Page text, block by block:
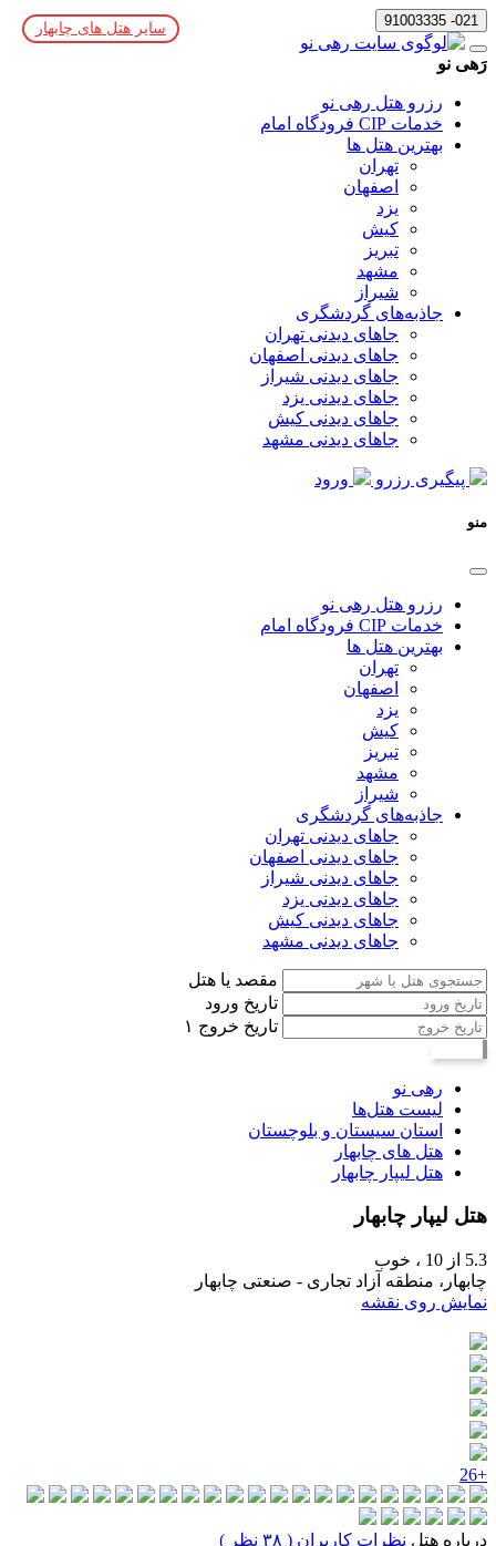
021- 91003335
رَهی نو
رزرو هتل رهی نو
خدمات CIP فرودگاه امام
بهترین هتل ها
تهران
اصفهان
یزد
کیش
تبریز
مشهد
شیراز
جاذبه‌های گردشگری
جاهای دیدنی تهران
جاهای دیدنی اصفهان
جاهای دیدنی شیراز
جاهای دیدنی یزد
جاهای دیدنی کیش
جاهای دیدنی مشهد
پیگیری رزرو ورود
منو
رزرو هتل رهی نو
خدمات CIP فرودگاه امام
بهترین هتل ها
تهران
اصفهان
یزد
کیش
تبریز
مشهد
شیراز
جاذبه‌های گردشگری
جاهای دیدنی تهران
جاهای دیدنی اصفهان
جاهای دیدنی شیراز
جاهای دیدنی یزد
جاهای دیدنی کیش
جاهای دیدنی مشهد
مقصد یا هتل
تاریخ ورود
تاریخ خروج ۱
رهی نو
لیست هتل‌ها
استان سیستان و بلوچستان
هتل های چابهار
هتل لیپار چابهار
هتل لیپار چابهار
5.3 از 10 ،
خوب
چابهار، منطقه آزاد تجاری - صنعتی چابهار
نمایش روی نقشه
+26
درباره هتل نظرات کاربران ( ۳۸ نظر )
سایر هتل های چابهار